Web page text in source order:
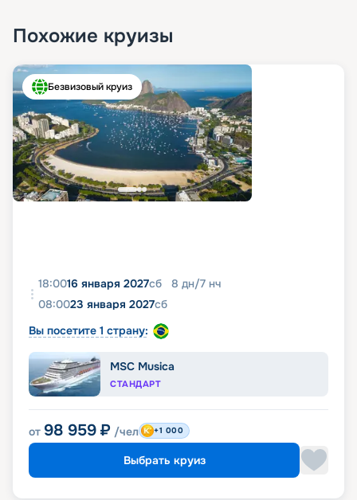
Похожие круизы
Безвизовый круиз
18:0016 января 2027сб 8 дн/7 нч
08:0023 января 2027сб
Вы посетите 1 страну:
MSC Musica
СТАНДАРТ
от 98 959 ₽ /чел +1 000
Выбрать круиз